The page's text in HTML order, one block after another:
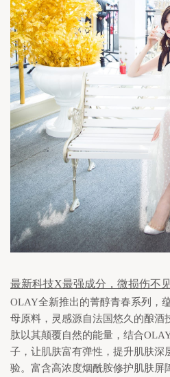
最新科技X最强成分，微损伤不
OLAY全新推出的菁醇青春系列，
母原料，灵感源自法国悠久的酿酒
肽以其颠覆自然的能量，结合
子，让肌肤富有弹性，提升肌肤深
验。富含高浓度烟酰胺修护肌肤屏